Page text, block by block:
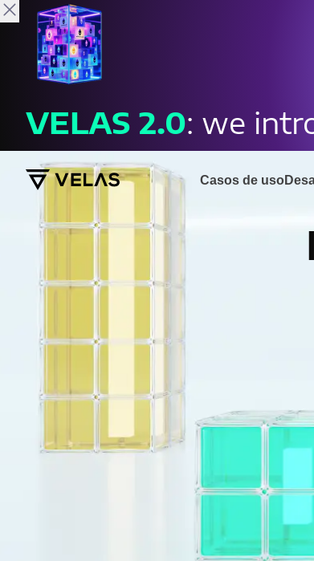
VELAS 2.0: we
Casos de uso
Acelerador